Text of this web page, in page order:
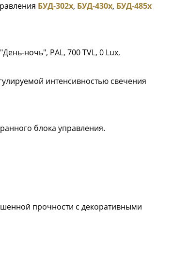
БУД-302х, БУД-430х, БУД-485х
ночь", PAL, 700 TVL, 0 Lux,
интенсивностью свечения
блока управления.
прочности c декоративными